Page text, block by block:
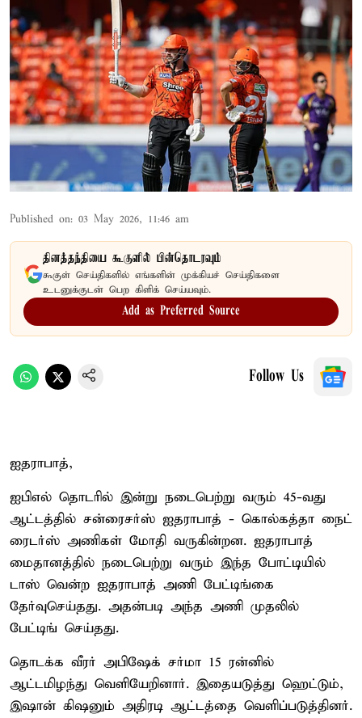
Published on: 03 May 2026, 11:46 am
தினத்தந்தியை கூகுளில் பின்தொடரவும்
கூகுள் செய்திகளில் எங்களின் முக்கியச் செய்திகளை
உடனுக்குடன் பெற கிளிக் செய்யவும்.
Add as Preferred Source
Follow Us
ஐதராபாத்,
ஐபிஎல் தொடரில் இன்று நடைபெற்று வரும் 45-வது
ஆட்டத்தில் சன்ரைசர்ஸ் ஐதராபாத் - கொல்கத்தா நைட்
ரைடர்ஸ் அணிகள் மோதி வருகின்றன. ஐதராபாத்
மைதானத்தில் நடைபெற்று வரும் இந்த போட்டியில்
டாஸ் வென்ற ஐதராபாத் அணி பேட்டிங்கை
தேர்வுசெய்தது. அதன்படி அந்த அணி முதலில்
பேட்டிங் செய்தது.
தொடக்க வீரர் அபிஷேக் சர்மா 15 ரன்னில்
ஆட்டமிழந்து வெளியேறினார். இதையடுத்து ஹெட்டும்,
இஷான் கிஷனும் அதிரடி ஆட்டத்தை வெளிப்படுத்தினர்.